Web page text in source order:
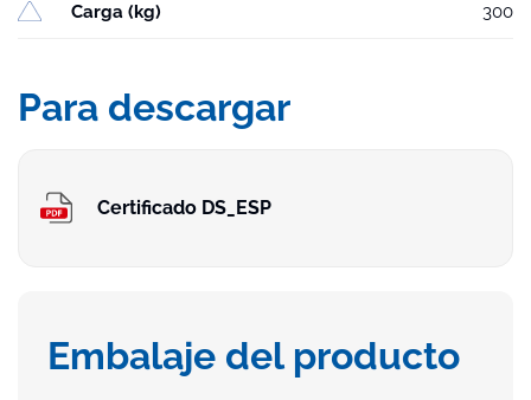
Carga (kg) 300
Para descargar
Certificado DS_ESP
Embalaje del producto